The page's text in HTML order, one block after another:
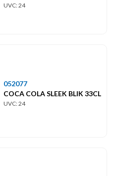
UVC: 24
052077
COCA COLA SLEEK BLIK 33CL
UVC: 24